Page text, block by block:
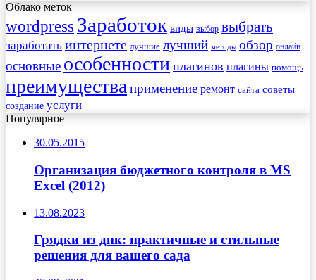
Облако меток
wordpress Заработок виды выбор выбрать
заработать интернете лучшие лучший методы обзор онлайн
основные особенности плагинов плагины помощь
преимущества применение ремонт сайта советы
создание услуги
Популярное
30.05.2015
Организация бюджетного контроля в MS
Excel (2012)
13.08.2023
Грядки из дпк: практичные и стильные
решения для вашего сада